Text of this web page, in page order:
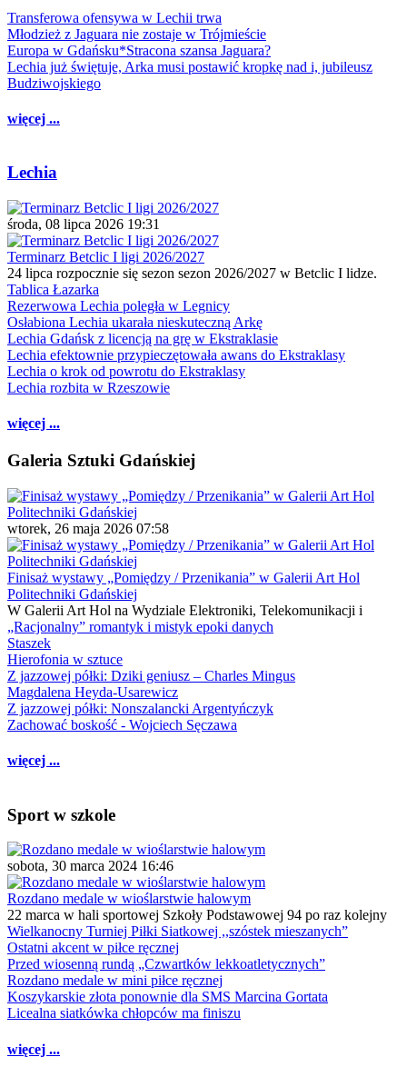
Transferowa ofensywa w Lechii trwa
Młodzież z Jaguara nie zostaje w Trójmieście
Europa w Gdańsku*Stracona szansa Jaguara?
Lechia już świętuje, Arka musi postawić kropkę nad i, jubileusz
Budziwojskiego
więcej ...
Lechia
środa, 08 lipca 2026 19:31
Terminarz Betclic I ligi 2026/2027
24 lipca rozpocznie się sezon sezon 2026/2027 w Betclic I lidze.
Tablica Łazarka
Rezerwowa Lechia poległa w Legnicy
Osłabiona Lechia ukarała nieskuteczną Arkę
Lechia Gdańsk z licencją na grę w Ekstraklasie
Lechia efektownie przypieczętowała awans do Ekstraklasy
Lechia o krok od powrotu do Ekstraklasy
Lechia rozbita w Rzeszowie
więcej ...
Galeria Sztuki Gdańskiej
wtorek, 26 maja 2026 07:58
Finisaż wystawy „Pomiędzy / Przenikania” w Galerii Art Hol
Politechniki Gdańskiej
W Galerii Art Hol na Wydziale Elektroniki, Telekomunikacji i
„Racjonalny” romantyk i mistyk epoki danych
Staszek
Hierofonia w sztuce
Z jazzowej półki: Dziki geniusz – Charles Mingus
Magdalena Heyda-Usarewicz
Z jazzowej półki: Nonszalancki Argentyńczyk
Zachować boskość - Wojciech Sęczawa
więcej ...
Sport w szkole
sobota, 30 marca 2024 16:46
Rozdano medale w wioślarstwie halowym
22 marca w hali sportowej Szkoły Podstawowej 94 po raz kolejny
Wielkanocny Turniej Piłki Siatkowej ,,szóstek mieszanych”
Ostatni akcent w piłce ręcznej
Przed wiosenną rundą „Czwartków lekkoatletycznych”
Rozdano medale w mini piłce ręcznej
Koszykarskie złota ponownie dla SMS Marcina Gortata
Licealna siatkówka chłopców ma finiszu
więcej ...